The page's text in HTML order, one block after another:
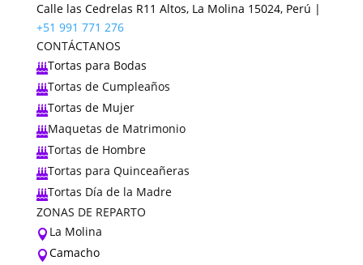
Calle las Cedrelas R11 Altos, La Molina 15024, Perú |
+51 991 771 276
CONTÁCTANOS
Tortas para Bodas
Tortas de Cumpleaños
Tortas de Mujer
Maquetas de Matrimonio
Tortas de Hombre
Tortas para Quinceañeras
Tortas Día de la Madre
ZONAS DE REPARTO
 La Molina
Camacho